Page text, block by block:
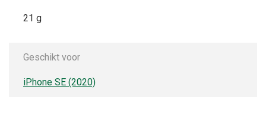
21 g
Geschikt voor
iPhone SE (2020)